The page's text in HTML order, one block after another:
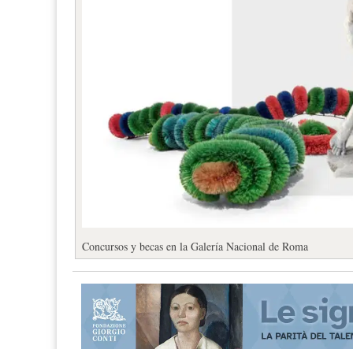
Concursos y becas en la Galería Nacional de Roma